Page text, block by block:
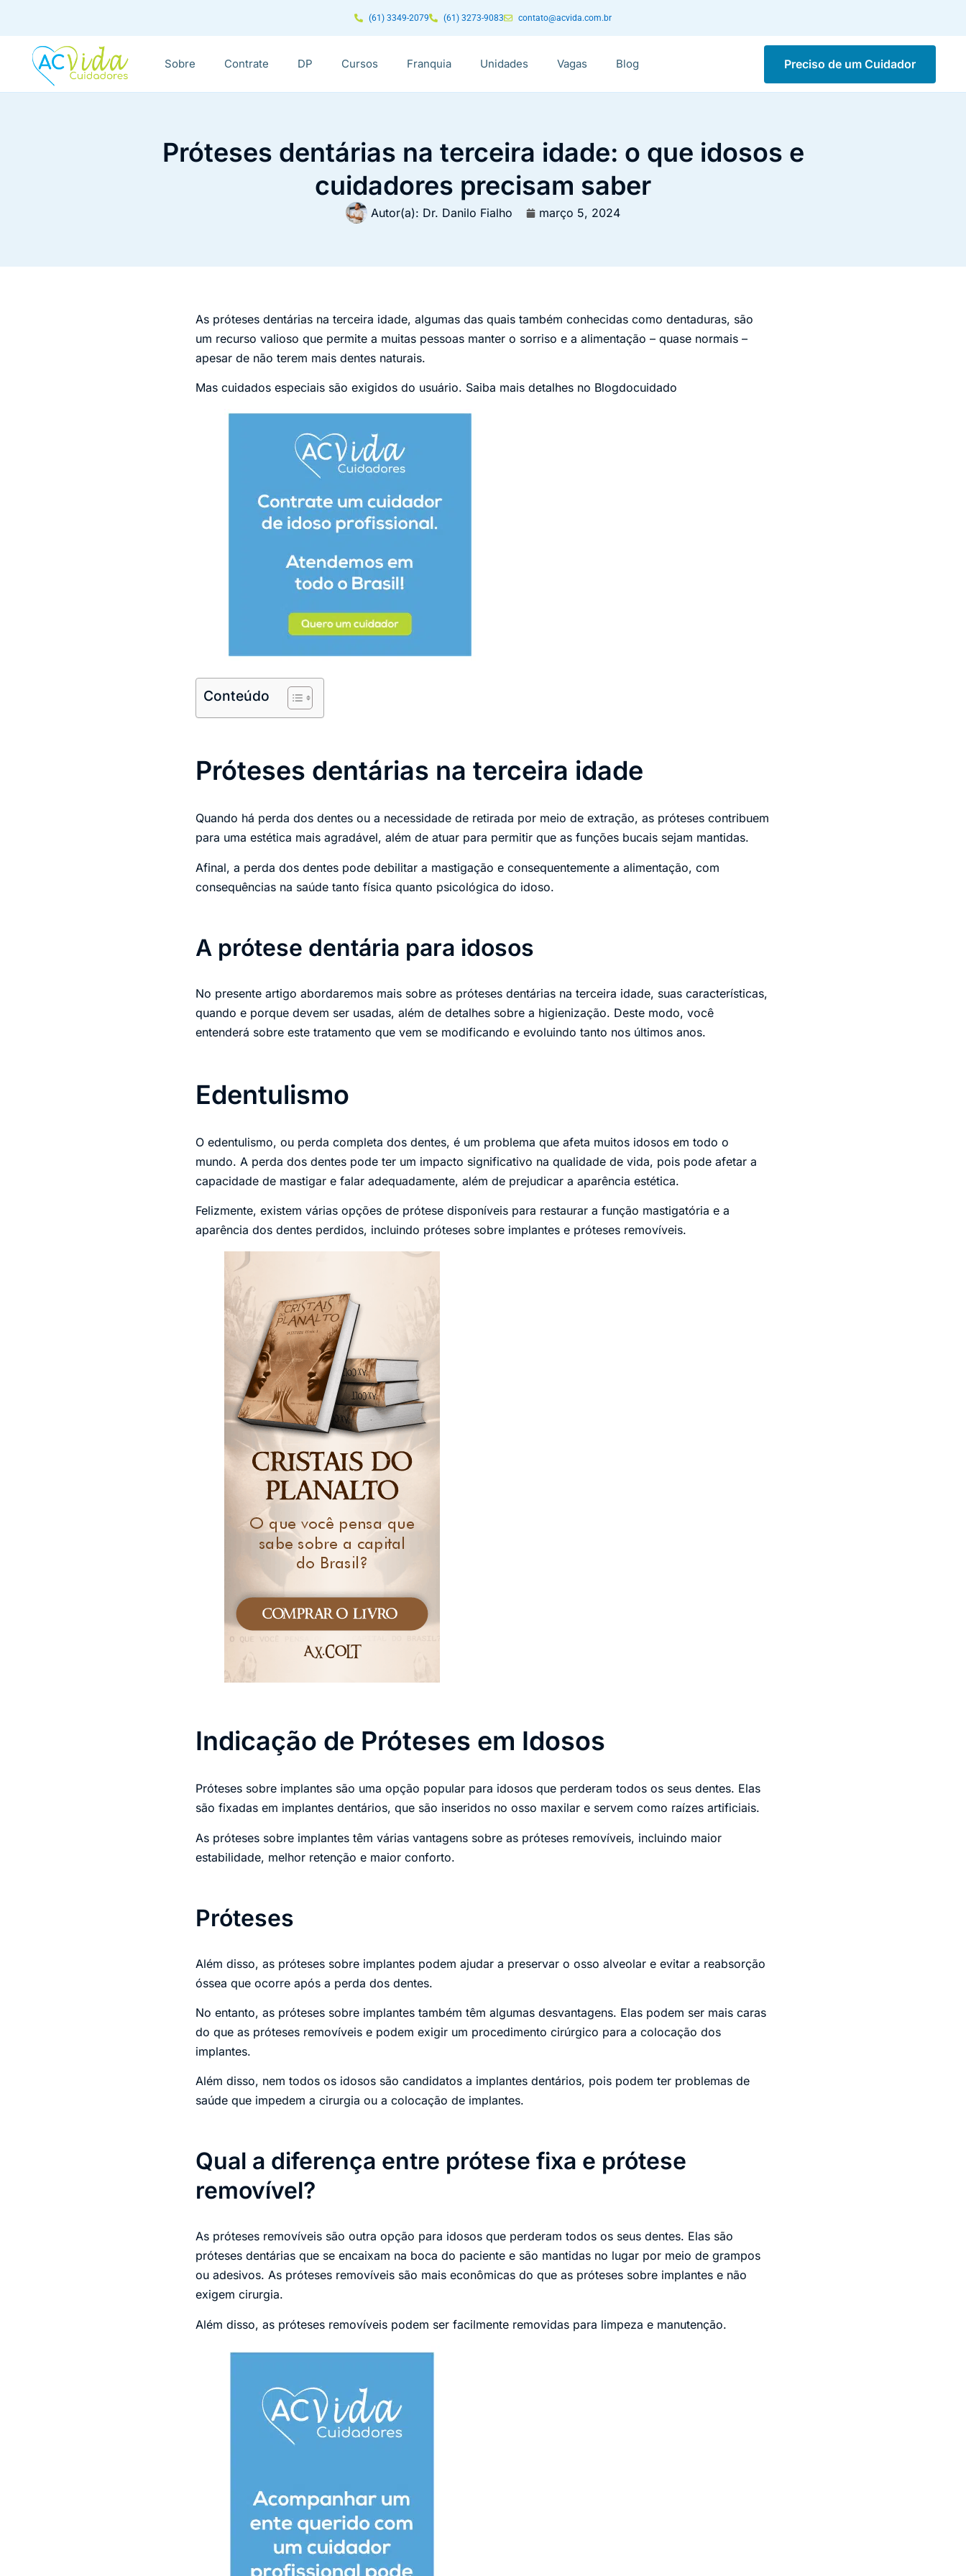
(61) 3349-2079 (61) 3273-9083 contato@acvida.com.br
Sobre Contrate DP Cursos Franquia Unidades Vagas Blog Preciso de um Cuidador
Próteses dentárias na terceira idade: o que idosos e
cuidadores precisam saber
Autor(a): Dr. Danilo Fialho março 5, 2024
As próteses dentárias na terceira idade, algumas das quais também conhecidas como dentaduras, são
um recurso valioso que permite a muitas pessoas manter o sorriso e a alimentação – quase normais –
apesar de não terem mais dentes naturais.
Mas cuidados especiais são exigidos do usuário. Saiba mais detalhes no Blogdocuidado
Conteúdo
Próteses dentárias na terceira idade
Quando há perda dos dentes ou a necessidade de retirada por meio de extração, as próteses contribuem
para uma estética mais agradável, além de atuar para permitir que as funções bucais sejam mantidas.
Afinal, a perda dos dentes pode debilitar a mastigação e consequentemente a alimentação, com
consequências na saúde tanto física quanto psicológica do idoso.
A prótese dentária para idosos
No presente artigo abordaremos mais sobre as próteses dentárias na terceira idade, suas características,
quando e porque devem ser usadas, além de detalhes sobre a higienização. Deste modo, você
entenderá sobre este tratamento que vem se modificando e evoluindo tanto nos últimos anos.
Edentulismo
O edentulismo, ou perda completa dos dentes, é um problema que afeta muitos idosos em todo o
mundo. A perda dos dentes pode ter um impacto significativo na qualidade de vida, pois pode afetar a
capacidade de mastigar e falar adequadamente, além de prejudicar a aparência estética.
Felizmente, existem várias opções de prótese disponíveis para restaurar a função mastigatória e a
aparência dos dentes perdidos, incluindo próteses sobre implantes e próteses removíveis.
Indicação de Próteses em Idosos
Próteses sobre implantes são uma opção popular para idosos que perderam todos os seus dentes. Elas
são fixadas em implantes dentários, que são inseridos no osso maxilar e servem como raízes artificiais.
As próteses sobre implantes têm várias vantagens sobre as próteses removíveis, incluindo maior
estabilidade, melhor retenção e maior conforto.
Próteses
Além disso, as próteses sobre implantes podem ajudar a preservar o osso alveolar e evitar a reabsorção
óssea que ocorre após a perda dos dentes.
No entanto, as próteses sobre implantes também têm algumas desvantagens. Elas podem ser mais caras
do que as próteses removíveis e podem exigir um procedimento cirúrgico para a colocação dos
implantes.
Além disso, nem todos os idosos são candidatos a implantes dentários, pois podem ter problemas de
saúde que impedem a cirurgia ou a colocação de implantes.
Qual a diferença entre prótese fixa e prótese
removível?
As próteses removíveis são outra opção para idosos que perderam todos os seus dentes. Elas são
próteses dentárias que se encaixam na boca do paciente e são mantidas no lugar por meio de grampos
ou adesivos. As próteses removíveis são mais econômicas do que as próteses sobre implantes e não
exigem cirurgia.
Além disso, as próteses removíveis podem ser facilmente removidas para limpeza e manutenção.